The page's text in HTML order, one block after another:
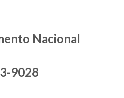
Nacional
9028